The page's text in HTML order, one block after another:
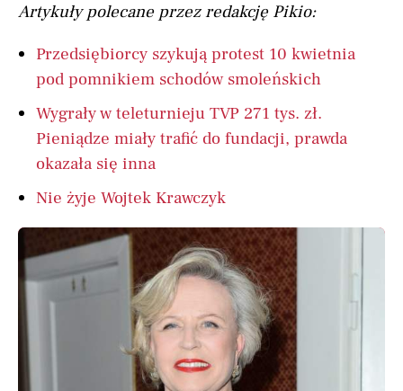
Artykuły polecane przez redakcję Pikio:
Przedsiębiorcy szykują protest 10 kwietnia
pod pomnikiem schodów smoleńskich
Wygrały w teleturnieju TVP 271 tys. zł.
Pieniądze miały trafić do fundacji, prawda
okazała się inna
Nie żyje Wojtek Krawczyk